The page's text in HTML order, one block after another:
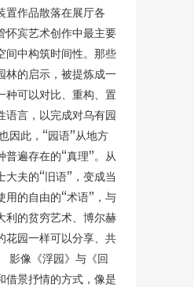
置作品散落在展厅各
怀宾艺术创作中最主要
间中构筑时间性。那些
林的启示，被提炼成一
种可以对比、重构、置
语言，以完成对乌有园
因此，“园语”从地方
普遍存在的“真理”。从
大夫的“旧语”，变成当
用的自由的“术语”，与
利的贫穷艺术、博尔赫
花园一样可以分享、共
影像《浮园》与《回
借景抒情的方式，像是